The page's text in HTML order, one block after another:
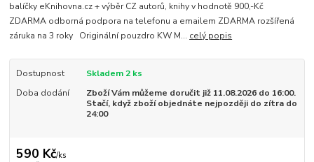
balíčky eKnihovna.cz + výběr CZ autorů, knihy v hodnotě 900,-Kč
ZDARMA odborná podpora na telefonu a emailem ZDARMA rozšířená
záruka na 3 roky Originální pouzdro KW M... celý popis
Dostupnost
Skladem 2 ks
Doba dodání
Zboží Vám můžeme doručit již 11.08.2026 do 16:00.
Stačí, když zboží objednáte nejpozději do zítra do
24:00
590 Kč/ks